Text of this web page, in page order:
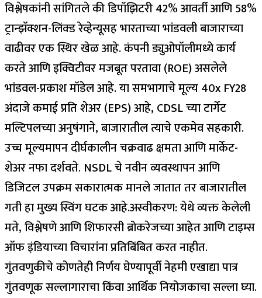
विश्लेषकांनी सांगितले की डिपॉझिटरी 42% आवर्ती आणि 58%
ट्रान्झॅक्शन-लिंक्ड रेव्हेन्यूसह भारताच्या भांडवली बाजाराच्या
वाढीवर एक स्थिर खेळ आहे. कंपनी ड्युओपॉलीमध्ये कार्य
करते आणि इक्विटीवर मजबूत परतावा (ROE) असलेले
भांडवल-प्रकाश मॉडेल आहे. या समभागाचे मूल्य 40x FY28
अंदाजे कमाई प्रति शेअर (EPS) आहे, CDSL च्या टार्गेट
मल्टिपलच्या अनुषंगाने, बाजारातील त्याचे एकमेव सहकारी.
उच्च मूल्यमापन दीर्घकालीन चक्रवाढ क्षमता आणि मार्केट-
शेअर नफा दर्शवते. NSDL चे नवीन व्यवस्थापन आणि
डिजिटल उपक्रम सकारात्मक मानले जातात तर बाजारातील
गती हा मुख्य स्विंग घटक आहे.अस्वीकरण: येथे व्यक्त केलेली
मते, विश्लेषणे आणि शिफारसी ब्रोकरेजच्या आहेत आणि टाइम्स
ऑफ इंडियाच्या विचारांना प्रतिबिंबित करत नाहीत.
गुंतवणुकीचे कोणतेही निर्णय घेण्यापूर्वी नेहमी एखाद्या पात्र
गुंतवणूक सल्लागाराचा किंवा आर्थिक नियोजकाचा सल्ला घ्या.